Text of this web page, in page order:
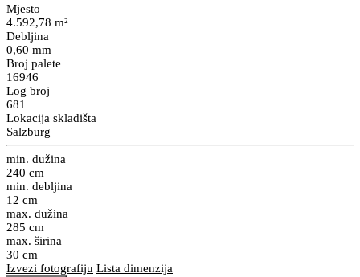
Mjesto
4.592,78 m²
Debljina
0,60 mm
Broj palete
16946
Log broj
681
Lokacija skladišta
Salzburg
min. dužina
240 cm
min. debljina
12 cm
max. dužina
285 cm
max. širina
30 cm
Izvezi fotografiju Lista dimenzija